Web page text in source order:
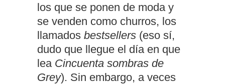
los que se ponen de moda y
se venden como churros, los
llamados bestsellers (eso sí,
dudo que llegue el día en que
lea Cincuenta sombras de
Grey). Sin embargo, a veces